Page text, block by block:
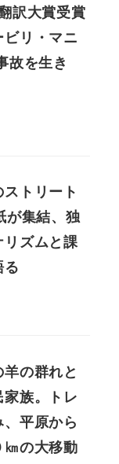
訳大賞受賞
ビリ・マニ
故を生き
ストリート
が集結、独
ズムと課
の群れと
族。トレ
平原から
の大移動